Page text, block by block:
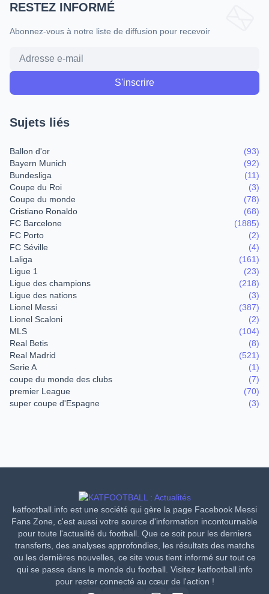
RESTEZ INFORMÉ
Abonnez-vous à notre liste de diffusion pour recevoir
Sujets liés
Ballon d'or
(93)
Bayern Munich
(92)
Bundesliga
(11)
Coupe du Roi
(3)
Coupe du monde
(78)
Cristiano Ronaldo
(68)
FC Barcelone
(1885)
FC Porto
(2)
FC Séville
(4)
Laliga
(161)
Ligue 1
(23)
Ligue des champions
(218)
Ligue des nations
(3)
Lionel Messi
(387)
Lionel Scaloni
(2)
MLS
(104)
Real Betis
(8)
Real Madrid
(521)
Serie A
(1)
coupe du monde des clubs
(7)
premier League
(70)
super coupe d'Espagne
(3)
katfootball.info est une société qui gère la page Facebook Messi
Fans Zone, c'est aussi votre source d'information incontournable
pour toute l'actualité du football. Que ce soit pour les derniers
transferts, des analyses approfondies, les résultats des matchs
ou les dernières nouvelles, ce site vous tient informé sur tout ce
qui se passe dans le monde du football. Visitez katfootball.info
pour rester connecté au cœur de l'action !